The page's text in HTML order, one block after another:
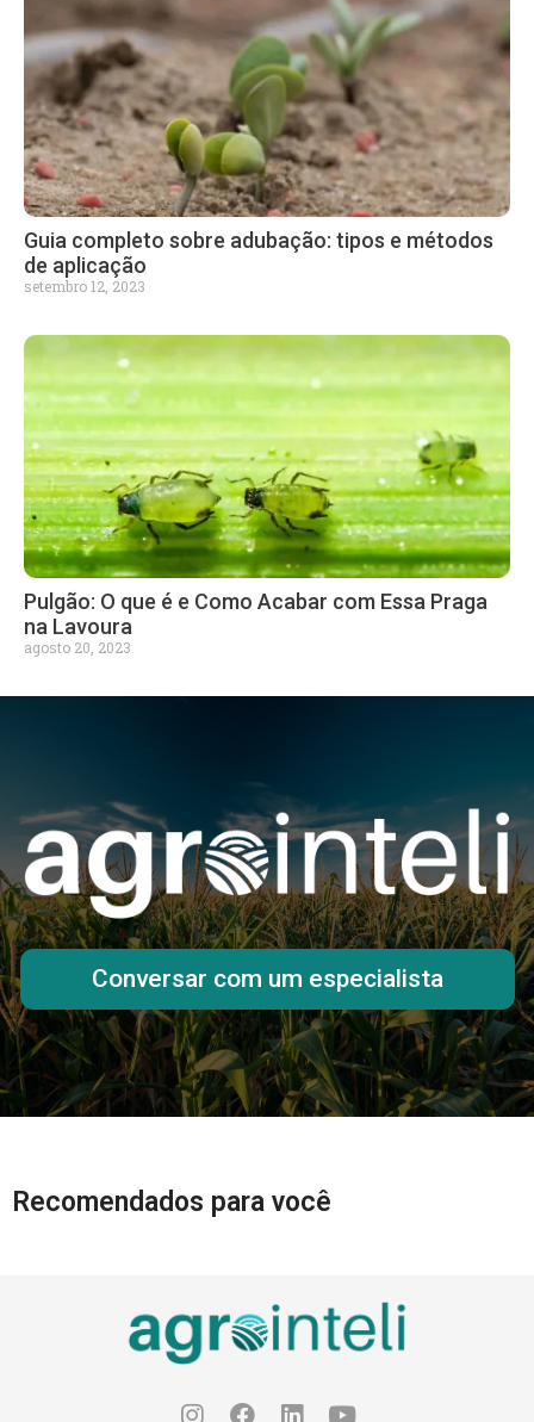
Guia completo sobre adubação: tipos e métodos
de aplicação
setembro 12, 2023
Pulgão: O que é e Como Acabar com Essa Praga
na Lavoura
agosto 20, 2023
Conversar com um especialista
Recomendados para você